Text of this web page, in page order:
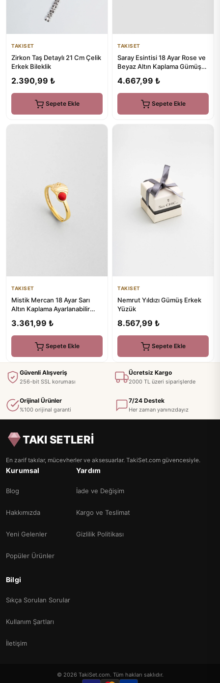
TAKISET
Zirkon Taş Detaylı 21 Cm Çelik
Erkek Bileklik
2.390,99 ₺
Sepete Ekle
TAKISET
Saray Esintisi 18 Ayar Rose ve
Beyaz Altın Kaplama Gümüş
4.667,99 ₺
Sepete Ekle
TAKISET
Mistik Mercan 18 Ayar Sarı
Altın Kaplama Ayarlanabilir
3.361,99 ₺
Sepete Ekle
TAKISET
Nemrut Yıldızı Gümüş Erkek
Yüzük
8.567,99 ₺
Sepete Ekle
Güvenli Alışveriş
256-bit SSL koruması
Ücretsiz Kargo
2000 TL üzeri siparişlerde
Orijinal Ürünler
%100 orijinal garanti
7/24 Destek
Her zaman yanınızdayız
TAKI SETLERİ
En zarif takılar, mücevherler ve aksesuarlar. TakiSet.com güvencesiyle.
Kurumsal
Blog
Hakkımızda
Yeni Gelenler
Popüler Ürünler
Yardım
İade ve Değişim
Kargo ve Teslimat
Gizlilik Politikası
Bilgi
Sıkça Sorulan Sorular
Kullanım Şartları
İletişim
© 2026 TakiSet.com. Tüm hakları saklıdır.